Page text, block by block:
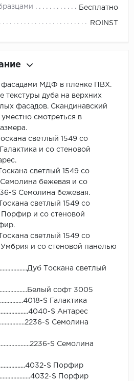
Бесплатно
ROINST
фасадами МДФ в пленке ПВХ.
текстуры дуба на верхних
фасадов. Скандинавский
смотреться в
светлый 1549 со
и со стеновой
светлый 1549 со
бежевая и со
S Семолина бежевая.
светлый 1549 со
и со стеновой
светлый 1549 со
и со стеновой панелью
Тоскана светлый
софт 3005
S Галактика
S Антарес
S Семолина
S Семолина
S Порфир
S Порфир